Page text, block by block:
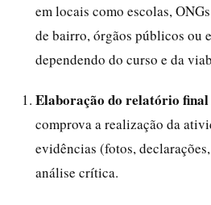
em locais como escolas,
de bairro, órgãos públicos ou
dependendo do curso e da
Elaboração do relatório final
comprova a realização da
evidências (fotos,
análise crítica.